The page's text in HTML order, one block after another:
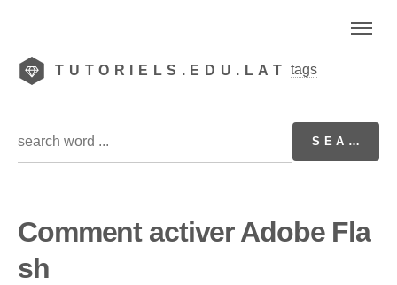
TUTORIELS.EDU.LAT tags
Comment activer Adobe Fla
sh